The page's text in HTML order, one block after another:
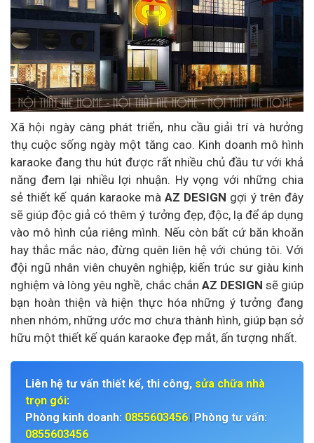
Xã hội ngày càng phát triển, nhu cầu giải trí và hưởng
thụ cuộc sống ngày một tăng cao. Kinh doanh mô hình
karaoke đang thu hút được rất nhiều chủ đầu tư với khả
năng đem lại nhiều lợi nhuận. Hy vọng với những chia
sẻ thiết kế quán karaoke màAZ DESIGN gợi ý trên đây
sẽ giúp độc giả có thêm ý tưởng đẹp, độc, lạ để áp dụng
vào mô hình của riêng mình. Nếu còn bất cứ băn khoăn
hay thắc mắc nào, đừng quên liên hệ với chúng tôi. Với
đội ngũ nhân viên chuyên nghiệp, kiến trúc sư giàu kinh
nghiệm và lòng yêu nghề, chắc chắn AZ DESIGN sẽ giúp
bạn hoàn thiện và hiện thực hóa những ý tưởng đang
nhen nhóm, những ước mơ chưa thành hình, giúp bạn sở
hữu một thiết kế quán karaoke đẹp mắt, ấn tượng nhất.
Liên hệ tư vấn thiết kế, thi công, sửa chữa nhà
trọn gói:
Phòng kinh doanh: 0855603456 Phòng tư vấn:
0855603456